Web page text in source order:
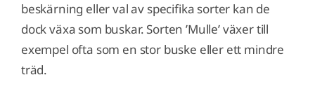
beskärning eller val av specifika sorter kan de
dock växa som buskar. Sorten ’Mulle’ växer till
exempel ofta som en stor buske eller ett mindre
träd.